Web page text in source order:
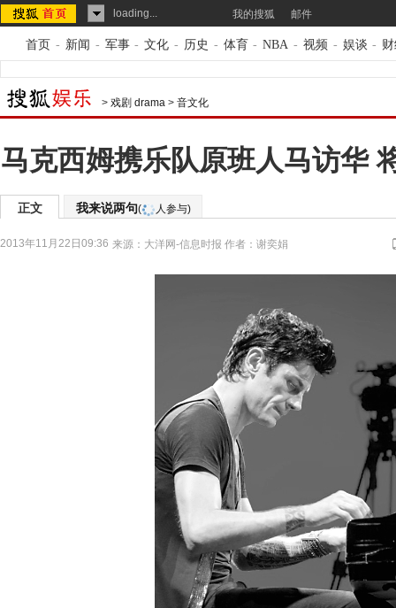
loading... 我的搜狐 邮件
首页 - 新闻 - 军事 - 文化 - 历史 - 体育 - NBA - 视频 - 娱谈 -
> 戏剧 drama > 音文化
马克西姆携乐队原班人马访华
正文 我来说两句( 人参与)
2013年11月22日09:36 来源： 大洋网-信息时报 作者：谢奕娟